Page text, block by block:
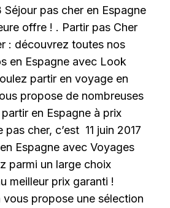
Séjour pas cher en Espagne
offre ! . Partir pas Cher
: découvrez toutes nos
en Espagne avec Look
partir en voyage en
propose de nombreuses
en Espagne à prix
pas cher, c’est 11 juin 2017
Espagne avec Voyages
parmi un large choix
meilleur prix garanti !
propose une sélection